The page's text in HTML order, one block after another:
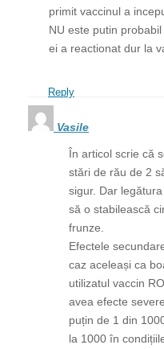
primit vaccinul a
NU este putin
ei a reactionat dur la
Reply
Vasile
În articol scrie că
stări de rău de 2
sigur. Dar
să o stabilească
frunze.
Efectele
caz aceleași ca
utilizatul vaccin
avea efecte
puțin de 1 din
la 1000 în